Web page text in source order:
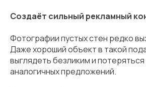
Создаёт сильный рекламный
Фотографии пустых стен редко
Даже хороший объект в такой
выглядеть безликим и
аналогичных предложений.